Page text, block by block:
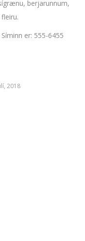
berjarunnum,
er: 555-6455
2018